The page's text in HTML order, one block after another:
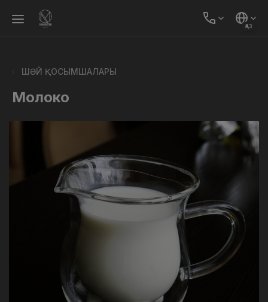
ҚАЗ
ШӘЙ ҚОСЫМШАЛАРЫ
Молоко